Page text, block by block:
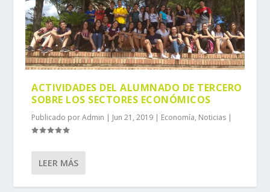
ACTIVIDADES DEL ALUMNADO DE TERCERO
SOBRE LOS SECTORES ECONÓMICOS
Publicado porAdmin | Jun 21, 2019 | Economía, Noticias |
LEER MÁS